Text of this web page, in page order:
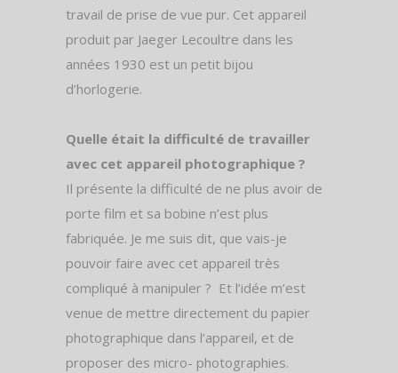
travail de prise de vue pur. Cet appareil
produit par Jaeger Lecoultre dans les
années 1930 est un petit bijou
d’horlogerie.
Quelle était la difficulté de travailler
avec cet appareil photographique ?
Il présente la difficulté de ne plus avoir de
porte film et sa bobine n’est plus
fabriquée. Je me suis dit, que vais-je
pouvoir faire avec cet appareil très
compliqué à manipuler ? Et l’idée m’est
venue de mettre directement du papier
photographique dans l’appareil, et de
proposer des micro- photographies.